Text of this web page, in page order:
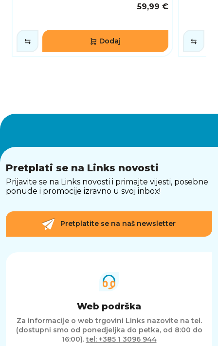
računala koja zahtijevaju miran i učinkovit rad.
59,99 €
Dodaj
Pretplati se na Links novosti
Prijavite se na Links novosti i primajte vijesti, posebne
ponude i promocije izravno u svoj inbox!
Pretplatite se na naš newsletter
Web podrška
Za informacije o web trgovini Links nazovite na tel.
(dostupni smo od ponedjeljka do petka, od 8:00 do
16:00).tel: +385 1 3096 944